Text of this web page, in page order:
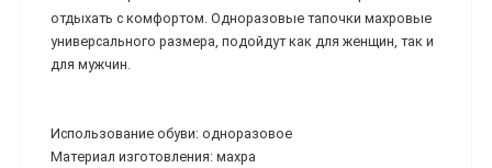
отдыхать с комфортом. Одноразовые тапочки махровые
универсального размера, подойдут как для женщин, так и
для мужчин.
Использование обуви: одноразовое
Материал изготовления: махра